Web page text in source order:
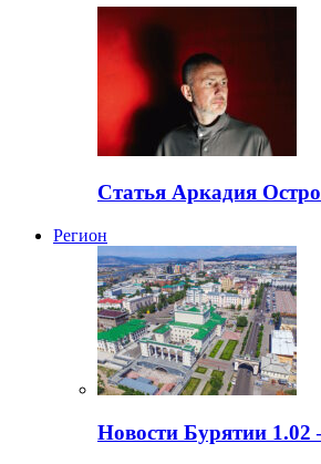
Статья Аркадия
Регион
Новости Бурятии 1.02